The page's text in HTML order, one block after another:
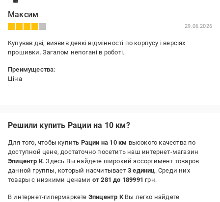
Максим
29.06.2026
Купував дві, виявив деякі відмінності по корпусу і версіях
прошивки. Загалом непогані в роботі.
Преимущества:
Ціна
Решили купить Рации на 10 км?
Для того, чтобы купить Рации на 10 км высокого качества по
доступной цене, достаточно посетить наш интернет-магазин
Эпицентр К. Здесь Вы найдете широкий ассортимент товаров
данной группы, который насчитывает 3 единиц. Среди них
товары с низкими ценами от 281 до 189991 грн.
В интернет-гипермаркете Эпицентр КВы легко найдете